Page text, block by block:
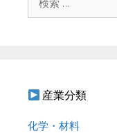
産業分類
化学・材料